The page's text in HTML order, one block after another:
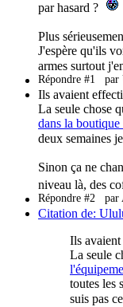
par hasard ?
Plus
J'espère qu'ils
armes surtout
Répondre #1 par
Ils avaient
La seule chose
dans la
deux semaines
Sinon ça ne
niveau là, des
Répondre #2 par
Citation de:
Ils
La seule
toutes les
suis pas